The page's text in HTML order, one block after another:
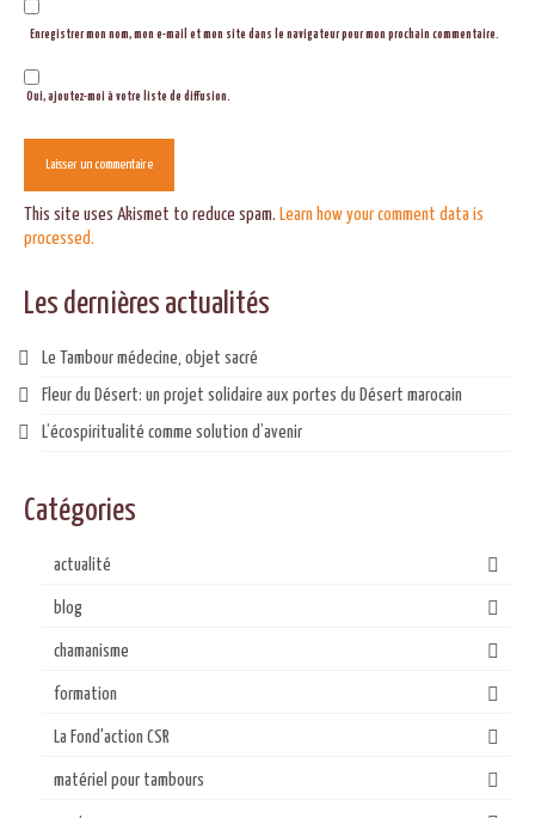
Enregistrer mon nom, mon e-mail et mon site dans le navigateur pour mon prochain commentaire.
Oui, ajoutez-moi à votre liste de diffusion.
This site uses Akismet to reduce spam. Learn how your comment data is
processed.
Les dernières actualités
Le Tambour médecine, objet sacré
Fleur du Désert: un projet solidaire aux portes du Désert marocain
L’écospiritualité comme solution d’avenir
Catégories
actualité
blog
chamanisme
formation
La Fond'action CSR
matériel pour tambours